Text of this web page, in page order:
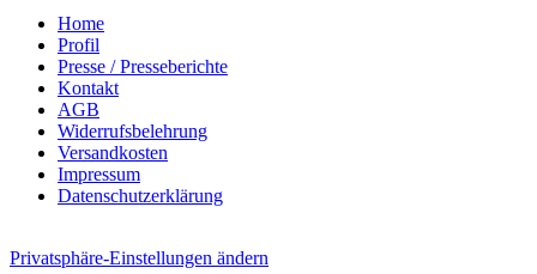
Home
Profil
Presse / Presseberichte
Kontakt
AGB
Widerrufsbelehrung
Versandkosten
Impressum
Datenschutzerklärung
Privatsphäre-Einstellungen ändern